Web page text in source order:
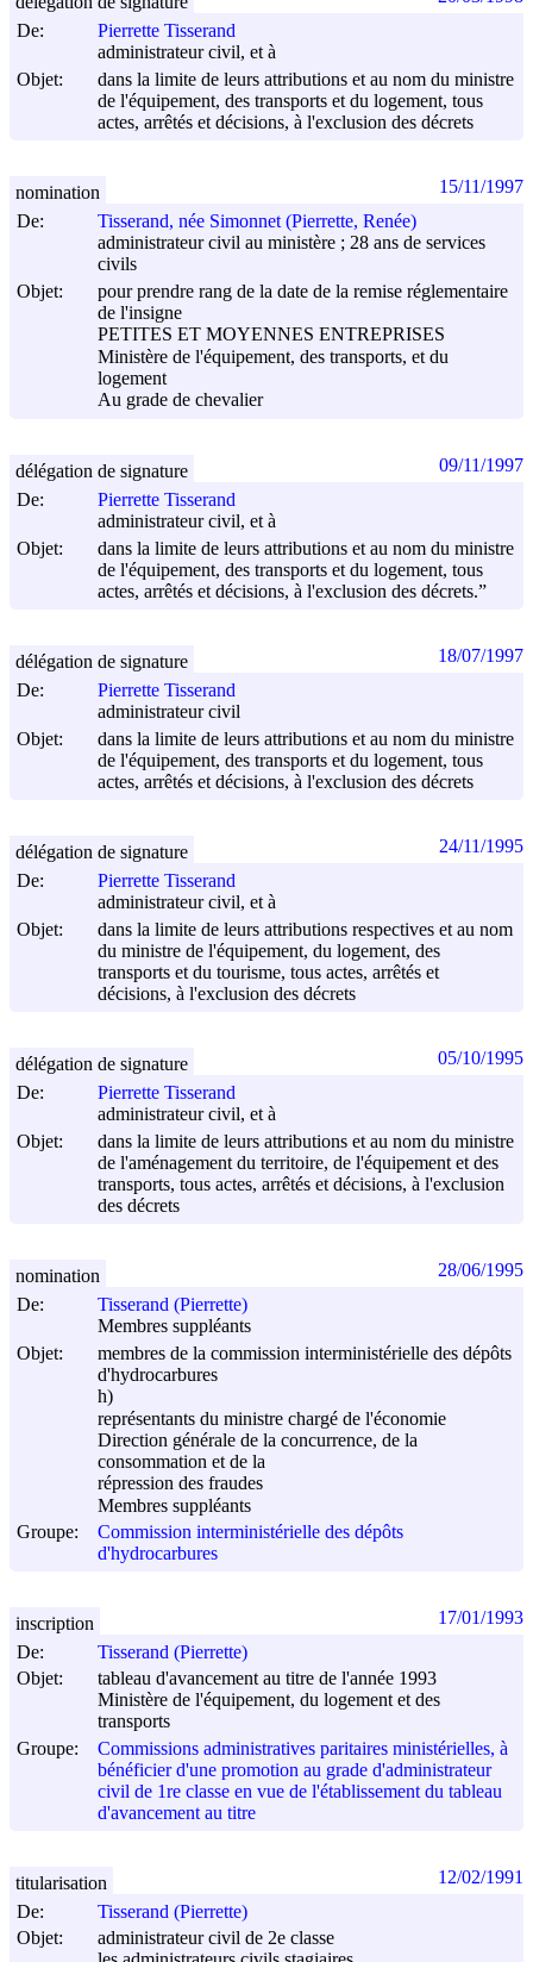
De:
Pierrette Tisserand
administrateur civil, et à
Objet:
dans la limite de leurs attributions et au nom du ministre
de l'équipement, des transports et du logement, tous
actes, arrêtés et décisions, à l'exclusion des décrets
De:
Tisserand, née Simonnet (Pierrette, Renée)
administrateur civil au ministère ; 28 ans de services
civils
Objet:
pour prendre rang de la date de la remise réglementaire
de l'insigne
PETITES ET MOYENNES ENTREPRISES
Ministère de l'équipement, des transports, et du
logement
Au grade de chevalier
nomination 15/11/1997
De:
Pierrette Tisserand
administrateur civil, et à
Objet:
dans la limite de leurs attributions et au nom du ministre
de l'équipement, des transports et du logement, tous
actes, arrêtés et décisions, à l'exclusion des décrets.”
délégation de signature 09/11/1997
De:
Pierrette Tisserand
administrateur civil
Objet:
dans la limite de leurs attributions et au nom du ministre
de l'équipement, des transports et du logement, tous
actes, arrêtés et décisions, à l'exclusion des décrets
délégation de signature 18/07/1997
De:
Pierrette Tisserand
administrateur civil, et à
Objet:
dans la limite de leurs attributions respectives et au nom
du ministre de l'équipement, du logement, des
transports et du tourisme, tous actes, arrêtés et
décisions, à l'exclusion des décrets
délégation de signature 24/11/1995
De:
Pierrette Tisserand
administrateur civil, et à
Objet:
dans la limite de leurs attributions et au nom du ministre
de l'aménagement du territoire, de l'équipement et des
transports, tous actes, arrêtés et décisions, à l'exclusion
des décrets
délégation de signature 05/10/1995
De:
Tisserand (Pierrette)
Membres suppléants
Objet:
membres de la commission interministérielle des dépôts
d'hydrocarbures
h)
représentants du ministre chargé de l'économie
Direction générale de la concurrence, de la
consommation et de la
répression des fraudes
Membres suppléants
Groupe:
Commission interministérielle des dépôts
d'hydrocarbures
nomination 28/06/1995
De:
Tisserand (Pierrette)
Objet:
tableau d'avancement au titre de l'année 1993
Ministère de l'équipement, du logement et des
transports
Groupe:
Commissions administratives paritaires ministérielles, à
bénéficier d'une promotion au grade d'administrateur
civil de 1re classe en vue de l'établissement du tableau
d'avancement au titre
inscription 17/01/1993
De:
Tisserand (Pierrette)
Objet:
administrateur civil de 2e classe
titularisation 12/02/1991